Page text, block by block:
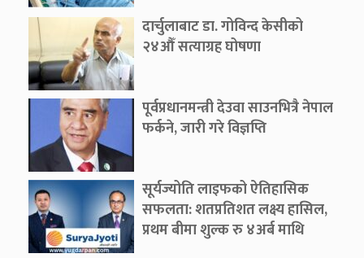
दार्चुलाबाट डा. गोविन्द केसीको
२४औँ सत्याग्रह घोषणा
पूर्वप्रधानमन्त्री देउवा साउनभित्रै नेपाल
फर्कने, जारी गरे विज्ञप्ति
सूर्यज्योति लाइफको ऐतिहासिक
सफलता: शतप्रतिशत लक्ष्य हासिल,
प्रथम बीमा शुल्क रु ४अर्ब माथि